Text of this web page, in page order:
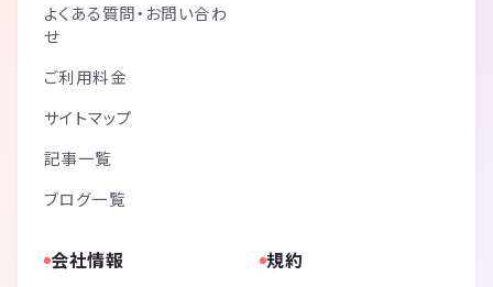
よくある質問・お問い合わ
せ
ご利用料金
サイトマップ
記事一覧
ブログ一覧
会社情報 規約